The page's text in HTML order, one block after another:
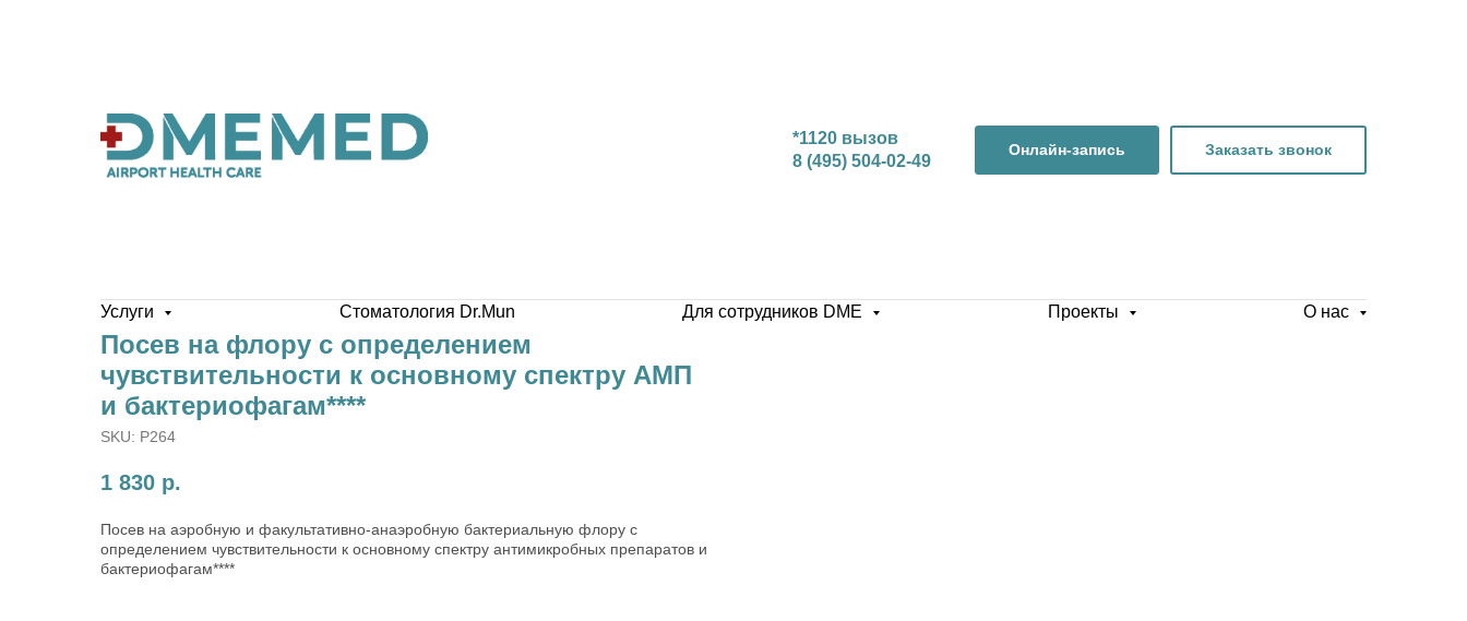
*1120 вызов
8 (495) 504-02-49
Онлайн-запись Заказать звонок
Услуги Стоматология Dr.Mun Для сотрудников DME Проекты О нас
Посев на флору с определением
чувствительности к основному спектру АМП
и бактериофагам****
SKU: P264
1 830 р.
Посев на аэробную и факультативно-анаэробную бактериальную флору с
определением чувствительности к основному спектру антимикробных препаратов и
бактериофагам****